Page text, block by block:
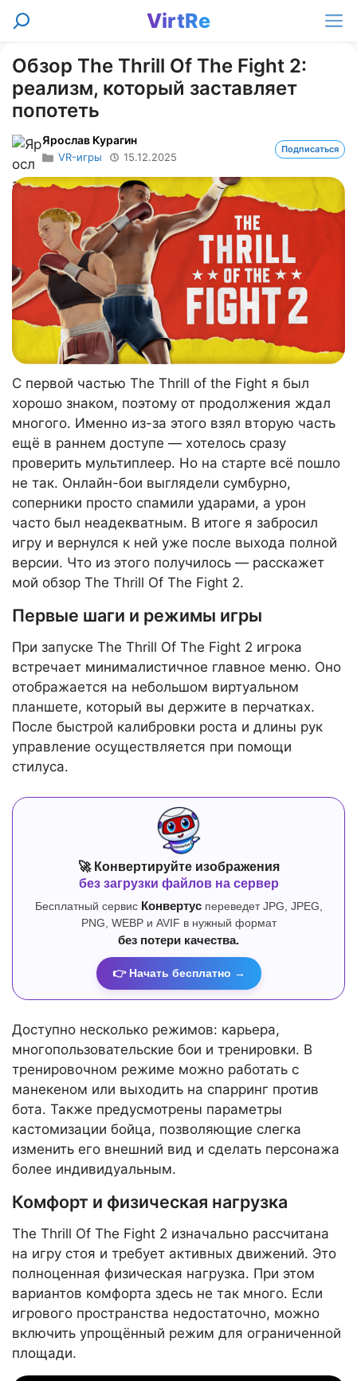
Перейти
VirtRe
Поиск
Обзор The Thrill Of The Fight 2:
реализм, который заставляет
попотеть
Ярослав Курагин
VR-игры 15.12.2025
Подписаться
С первой частью The Thrill of the Fight я был
хорошо знаком, поэтому от продолжения ждал
многого. Именно из-за этого взял вторую часть
ещё в раннем доступе — хотелось сразу
проверить мультиплеер. Но на старте всё пошло
не так. Онлайн-бои выглядели сумбурно,
соперники просто спамили ударами, а урон
часто был неадекватным. В итоге я забросил
игру и вернулся к ней уже после выхода полной
версии. Что из этого получилось — расскажет
мой обзор The Thrill Of The Fight 2.
Первые шаги и режимы игры
При запуске The Thrill Of The Fight 2 игрока
встречает минималистичное главное меню. Оно
отображается на небольшом виртуальном
планшете, который вы держите в перчатках.
После быстрой калибровки роста и длины рук
управление осуществляется при помощи
стилуса.
🚀 Конвертируйте изображения
без загрузки файлов на сервер
Бесплатный сервис Конвертуспереведет JPG, JPEG,
PNG, WEBP и AVIF в нужный формат
без потери качества.
👉 Начать бесплатно →
Доступно несколько режимов: карьера,
многопользовательские бои и тренировки. В
тренировочном режиме можно работать с
манекеном или выходить на спарринг против
бота. Также предусмотрены параметры
кастомизации бойца, позволяющие слегка
изменить его внешний вид и сделать персонажа
более индивидуальным.
Комфорт и физическая нагрузка
The Thrill Of The Fight 2 изначально рассчитана
на игру стоя и требует активных движений. Это
полноценная физическая нагрузка. При этом
вариантов комфорта здесь не так много. Если
игрового пространства недостаточно, можно
включить упрощённый режим для ограниченной
площади.